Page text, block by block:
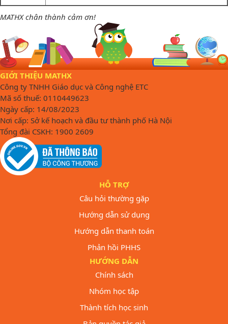
MATHX chân thành cảm ơn!
GIỚI THIỆU MATHX
Công ty TNHH Giáo dục và Công nghệ ETC
Mã số thuế: 0110449623
Ngày cấp: 14/08/2023
Nơi cấp: Sở kế hoạch và đầu tư thành phố Hà Nội
Tổng đài CSKH: 1900 2609
HỖ TRỢ
Câu hỏi thường gặp
Hướng dẫn sử dụng
Hướng dẫn thanh toán
Phản hồi PHHS
HƯỚNG DẪN
Chính sách
Nhóm học tập
Thành tích học sinh